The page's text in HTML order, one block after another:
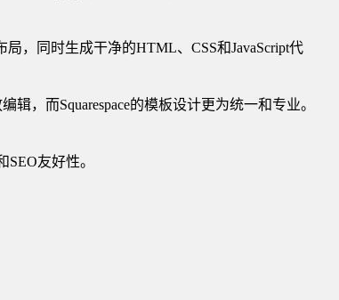
，同时生成干净的HTML、CSS和JavaScript代
，而Squarespace的模板设计更为统一和专业。
友好性。